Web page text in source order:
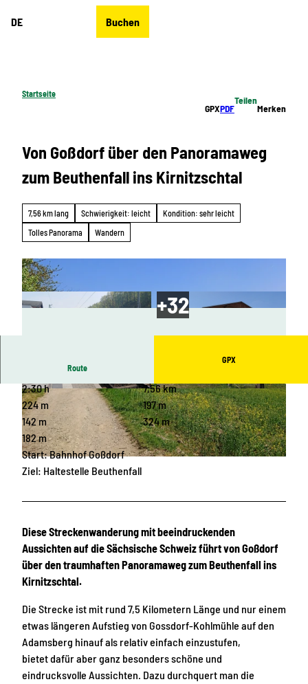
DE Buchen
Startseite
GPXPDF
Teilen
Merken
Von Goßdorf über den Panoramaweg
zum Beuthenfall ins Kirnitzschtal
7,56 km lang Schwierigkeit: leicht
Kondition: sehr leicht
Tolles Panorama
Wandern
© ELBSANDSTEINGUIDES Sächsische Schwei
z, Tourismusverband Sächsische Schweiz
© ELBSANDSTEINGUIDES Sächsische Schwei
z, Tourismusverband Sächsische Schweiz
Route
GPX
2:30 h
7,56 km
224 m
197 m
142 m
324 m
182 m
Start: Bahnhof Goßdorf
Ziel: Haltestelle Beuthenfall
Diese Streckenwanderung mit beeindruckenden
Aussichten auf die Sächsische Schweiz führt von Goßdorf
über den traumhaften Panoramaweg zum Beuthenfall ins
Kirnitzschtal.
Die Strecke ist mit rund 7,5 Kilometern Länge und nur einem
etwas längeren Aufstieg von Gossdorf-Kohlmühle auf den
Adamsberg hinauf als relativ einfach einzustufen,
bietet dafür aber ganz besonders schöne und
eindrucksvolle Aussichten. Dazu durchquert man die